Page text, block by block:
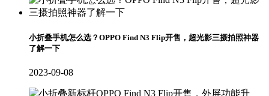
小折叠手机怎么选？OPPO Find N3 Flip开售，超光影三摄拍照神器
了解一下
2023-09-08